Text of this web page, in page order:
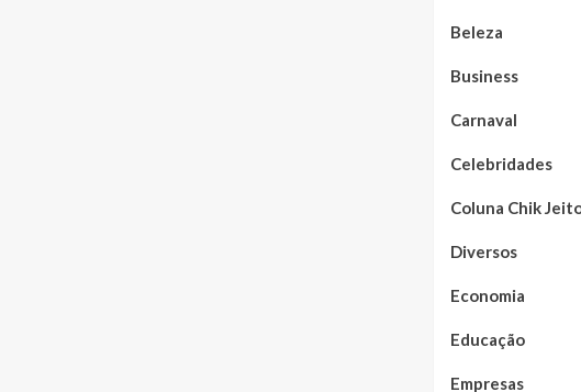
Beleza
Business
Carnaval
Celebridades
Coluna Chik
Diversos
Economia
Educação
Empresas